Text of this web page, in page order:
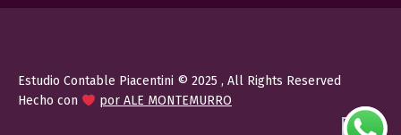
Estudio Contable Piacentini © 2025 , All Rights Reserved
Hecho con
por ALE MONTEMURRO